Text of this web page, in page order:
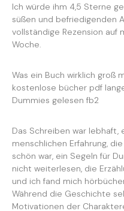
Ich würde ihm 4,5 Sterne
süßen und befriedigenden
vollständige Rezension auf
Woche.
Was ein Buch wirklich groß
kostenlose bücher pdf
Dummies gelesen fb2
Das Schreiben war lebhaft,
menschlichen Erfahrung,
schön war, ein Segeln für
nicht weiterlesen, die
und ich fand mich
Während die Geschichte
Motivationen der